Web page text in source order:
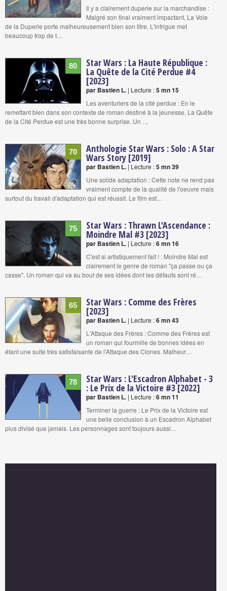
Il y a clairement duperie sur la marchandise :
Malgré son final vraiment impactant, La Voie
de la Duperie porte malheureusement bien son titre. L'intrigue met
beaucoup trop de t…
80 Star Wars : La Haute République :
La Quête de la Cité Perdue #4
[2023]
par Bastien L. | Lecture :5 mn 15
Les aventuriers de la cité perdue : En le
remettant bien dans son contexte de roman destiné à la jeunesse, La Quête
de la Cité Perdue est une très bonne surprise. Un …
70 Anthologie Star Wars : Solo : A Star
Wars Story [2019]
par Bastien L. | Lecture :5 mn 39
Une solide adaptation : Cette note ne rend pas
vraiment compte de la qualité de l'oeuvre mais
surtout du travail d'adaptation qui est réussit. Le film est…
75 Star Wars : Thrawn L'Ascendance :
Moindre Mal #3 [2023]
par Bastien L. | Lecture :6 mn 16
C'est si artistiquement fait ! : Moindre Mal est
clairement le genre de roman "ça passe ou ça
casse". Un roman qui va au bout de ses idées dont les défauts sont ré…
65 Star Wars : Comme des Frères
[2023]
par Bastien L. | Lecture :6 mn 43
L'Attaque des Frères : Comme des Frères est
un roman qui fourmille de bonnes idées en
étant une suite très satisfaisante de l'Attaque des Clones. Malheur…
78 Star Wars : L'Escadron Alphabet - 3
: Le Prix de la Victoire #3 [2022]
par Bastien L. | Lecture :6 mn 11
Terminer la guerre : Le Prix de la Victoire est
une belle conclusion à un Escadron Alphabet
plus divisé que jamais. Les personnages sont toujours aussi…